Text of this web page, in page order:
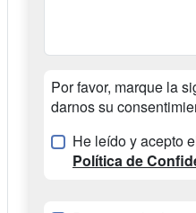
Por favor, marque la
darnos su
He leído y acepto
Política de